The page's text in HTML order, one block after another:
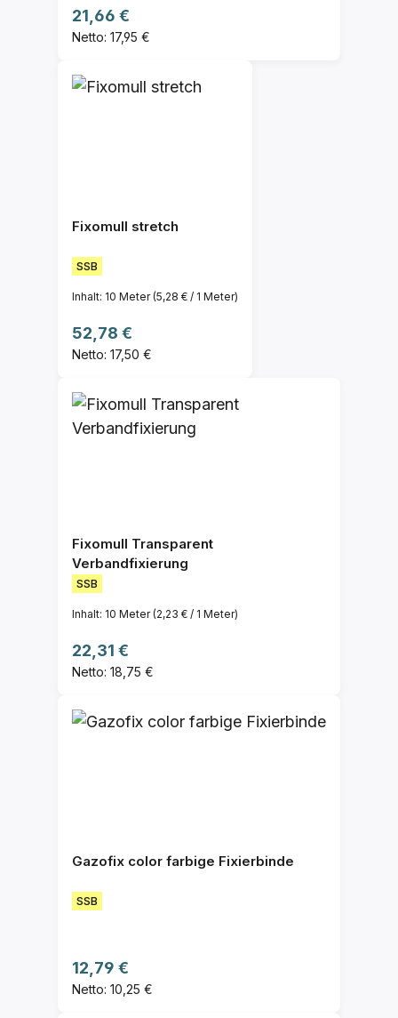
Regulärer Preis:
21,66 €
Netto: 17,95 €
Fixomull stretch
SSB
Inhalt: 10 Meter(5,28 € / 1 Meter)
Regulärer Preis:
52,78 €
Netto: 17,50 €
Fixomull Transparent
Verbandfixierung
SSB
Inhalt: 10 Meter(2,23 € / 1 Meter)
Regulärer Preis:
22,31 €
Netto: 18,75 €
Gazofix color farbige Fixierbinde
SSB
Regulärer Preis:
12,79 €
Netto: 10,25 €